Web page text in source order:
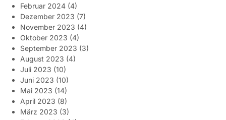
Februar 2024 (4)
Dezember 2023 (7)
November 2023 (4)
Oktober 2023 (4)
September 2023 (3)
August 2023 (4)
Juli 2023 (10)
Juni 2023 (10)
Mai 2023 (14)
April 2023 (8)
März 2023 (3)